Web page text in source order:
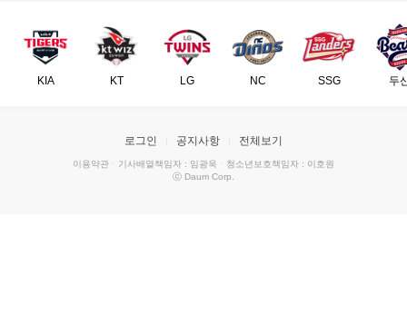
KIA KT LG NC SSG 두
로그인 공지사항 전체보기
이용약관 · 기사배열책임자 : 임광욱 · 청소년보호책임자 : 이호원
ⓒ Daum Corp.